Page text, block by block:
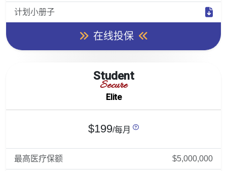
计划小册子
在线投保
Student
Secure
Elite
$199/每月
最高医疗保额 $5,000,000